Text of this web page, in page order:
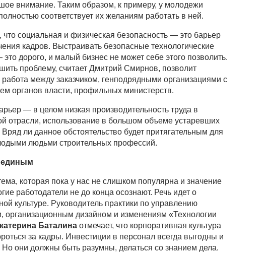
внимание. Таким образом, к примеру, у молодежи
соответствует их желаниям работать в ней.
что социальная и физическая безопасность — это барьер
кадров. Выстраивать безопасные технологические
дорого, и малый бизнес не может себе этого позволить.
проблему, считает Дмитрий Смирнов, позволит
между заказчиком, генподрядными организациями с
органов власти, профильных министерств.
— в целом низкая производительность труда в
отрасли, использование в большом объеме устаревших
Вряд ли данное обстоятельство будет притягательным для
людьми строительных профессий.
единым
которая пока у нас не слишком популярна и значение
работодатели не до конца осознают. Речь идет о
культуре. Руководитель практики по управлению
организационным дизайном и изменениям «Технологии
Баталина отмечает, что корпоративная культура
за кадры. Инвестиции в персонал всегда выгодны и
они должны быть разумны, делаться со знанием дела.